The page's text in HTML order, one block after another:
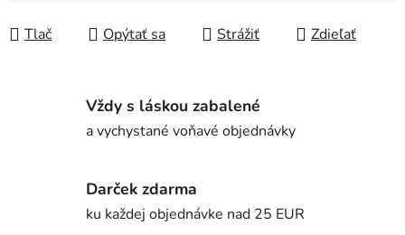
Tlač Opýtať sa Strážiť Zdieľať
Vždy s láskou zabalené
a vychystané voňavé objednávky
Darček zdarma
ku každej objednávke nad 25 EUR